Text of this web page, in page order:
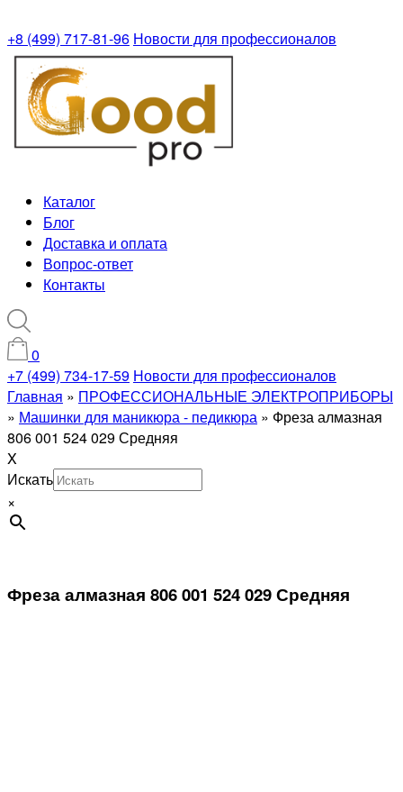
+8 (499) 717-81-96 Новости для профессионалов
Каталог
Блог
Доставка и оплата
Вопрос-ответ
Контакты
0
+7 (499) 734-17-59 Новости для профессионалов
Главная » ПРОФЕССИОНАЛЬНЫЕ ЭЛЕКТРОПРИБОРЫ
» Машинки для маникюра - педикюра » Фреза алмазная
806 001 524 029 Средняя
X
Искать
×
Фреза алмазная 806 001 524 029 Средняя